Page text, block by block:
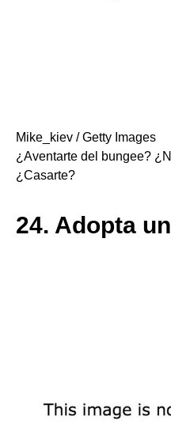
Mike_kiev / Getty Images
¿Aventarte del bungee?
¿Casarte?
24. Adopta